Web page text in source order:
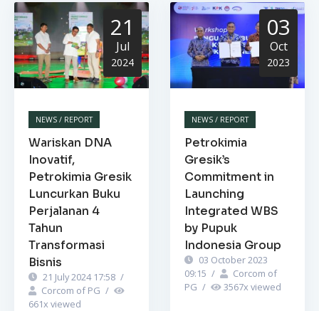
21
Jul
2024
NEWS / REPORT
Wariskan DNA
Inovatif,
Petrokimia Gresik
Luncurkan Buku
Perjalanan 4
Tahun
Transformasi
Bisnis
21 July 2024 17:58 /
Corcom of PG /
661x viewed
03
Oct
2023
NEWS / REPORT
Petrokimia
Gresik’s
Commitment in
Launching
Integrated WBS
by Pupuk
Indonesia Group
03 October 2023
09:15 /
Corcom of
PG / 3567x viewed